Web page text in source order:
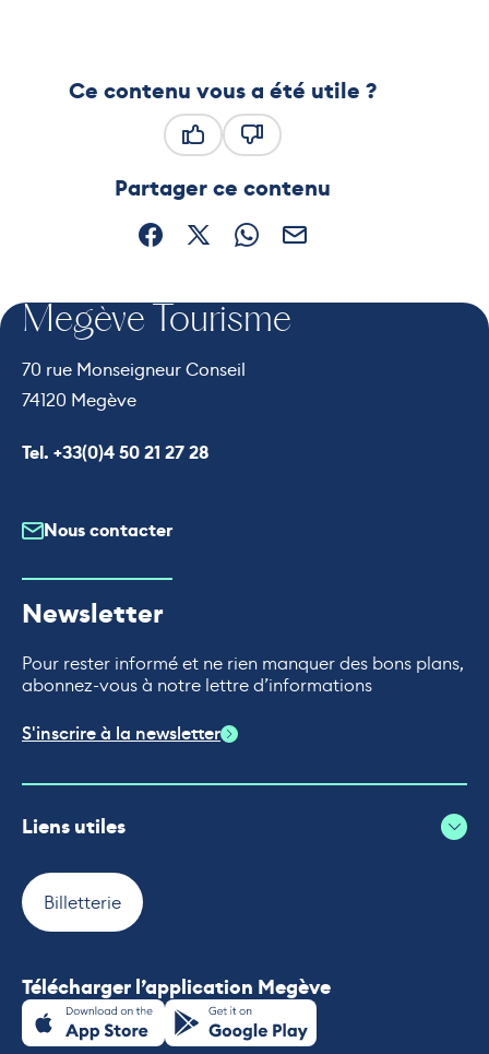
Ce contenu vous a été utile ?
Partager ce contenu
Partager sur Facebook (nouvelle fenêtre)
Partager sur X / Twitter (nouvelle
Partager sur WhatsApp
Partager par mail
Megève Tourisme
70 rue Monseigneur Conseil
74120 Megève
Appeler le
Tel. +33(0)4 50 21 27 28
Nous contacter
Newsletter
Pour rester informé et ne rien manquer des bons plans,
abonnez-vous à notre lettre d’informations
S'inscrire à la newsletter
Liens utiles
Billetterie
Télécharger l’application Megève